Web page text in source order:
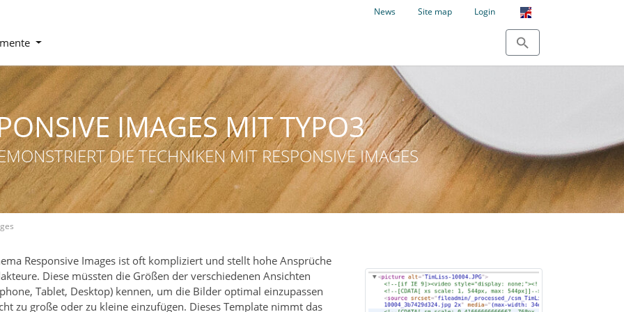
News Site map Login
IMAGES MIT TYPO3
DIE TECHNIKEN MIT RESPONSIVE IMAGES
Responsive Images ist oft kompliziert und stellt hohe Ansprüche
Diese müssten die Größen der verschiedenen Ansichten
Tablet, Desktop) kennen, um die Bilder optimal einzupassen
zu große oder zu kleine einzufügen. Dieses Template nimmt das